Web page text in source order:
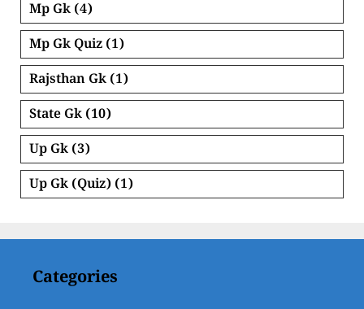
Mp Gk (4)
Mp Gk Quiz (1)
Rajsthan Gk (1)
State Gk (10)
Up Gk (3)
Up Gk (Quiz) (1)
Categories